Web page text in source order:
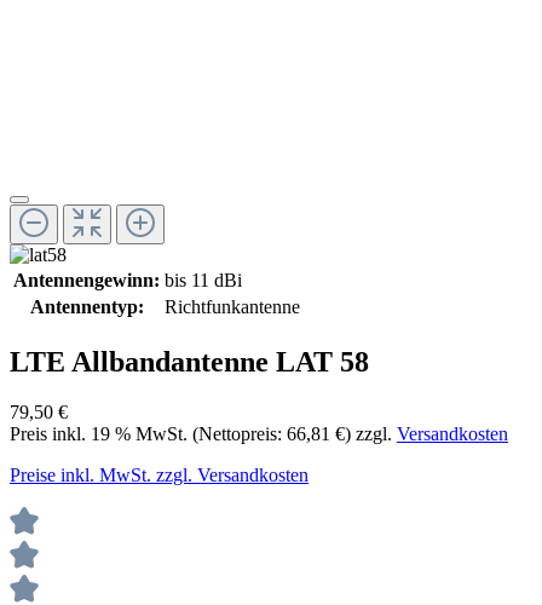
Antennengewinn: bis 11 dBi
Antennentyp:
Richtfunkantenne
LTE Allbandantenne LAT 58
79,50 €
Preis inkl. 19 % MwSt. (Nettopreis: 66,81 €) zzgl. Versandkosten
Preise inkl. MwSt. zzgl. Versandkosten